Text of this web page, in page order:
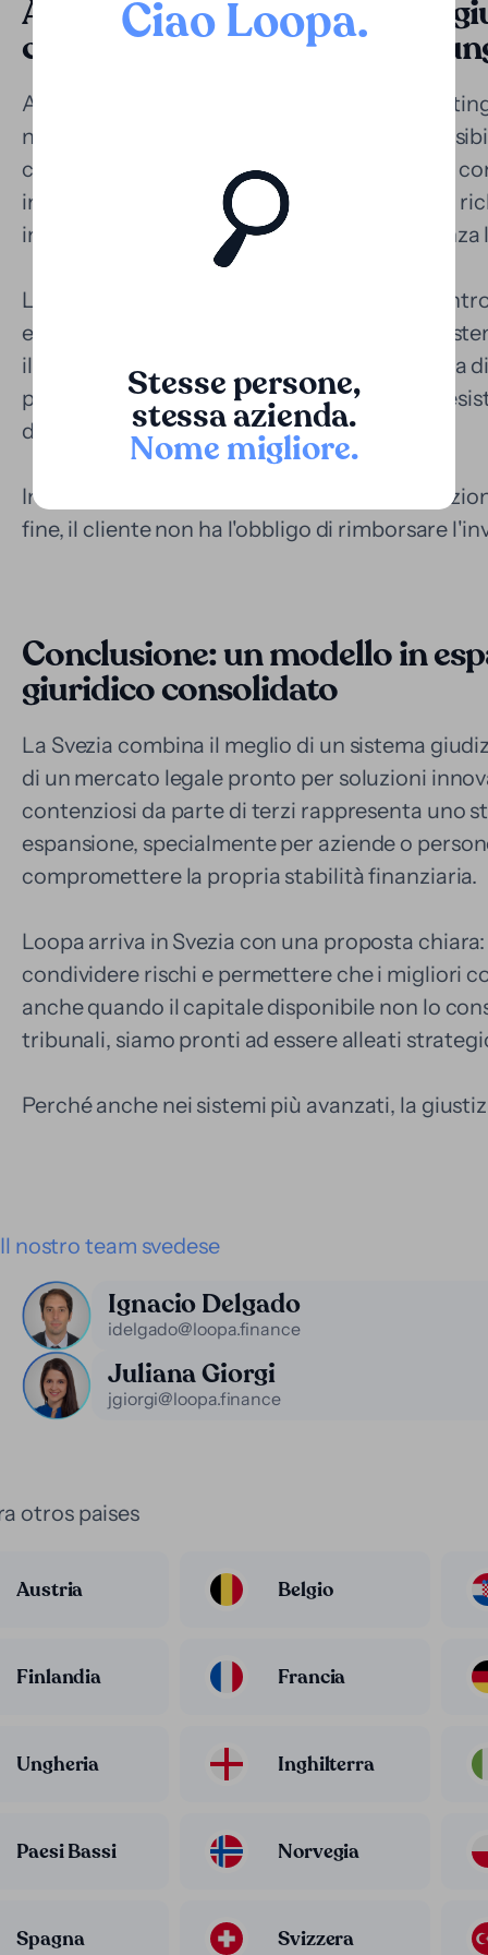
Ciao Loopa.
Stesse persone,
stessa azienda.
Nome migliore.
Applicazione nei contenziosi
contenziosi complessi e
Anche se il sistema giudiziario svedese si
non tutti i procedimenti sono brevi né
controversie aziendali complesse, le dispute
in materia di proprietà intellettuale possono
investimento considerevole in rappresentanza
Loopa offre un modo per monetizzare la
economico del caso e liberare risorse per
il processo. Questo finanziamento può fare la
poiché consente di rafforzare la strategia,
da una posizione solida.
Inoltre, il modello di Loopa si basa
fine, il cliente non ha l'obbligo di rimborsare
Conclusione: un modello in
giuridico consolidato
La Svezia combina il meglio di un sistema
di un mercato legale pronto per soluzioni
contenziosi da parte di terzi rappresenta uno
espansione, specialmente per aziende o
compromettere la propria stabilità finanziaria.
Loopa arriva in Svezia con una proposta
condividere rischi e permettere che i migliori
anche quando il capitale disponibile non lo
tribunali, siamo pronti ad essere alleati
Perché anche nei sistemi più avanzati, la
Il nostro team svedese
Ignacio Delgado
idelgado@loopa.finance
Juliana Giorgi
jgiorgi@loopa.finance
otros paises
Austria Belgio
Finlandia Francia
Ungheria Inghilterra
Paesi Bassi Norvegia
Spagna Svizzera